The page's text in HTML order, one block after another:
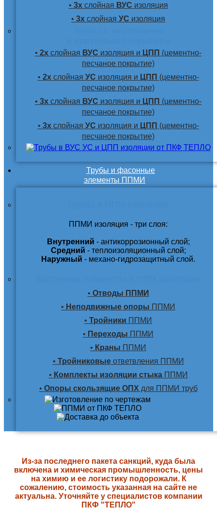
• 3хслойная ВУС изоляция
• 3х слойная УС изоляция
• 2х слойная ВУС изоляция и ЦПП (цементно-
песчаное покрытие)
• 2хслойная УС изоляция и ЦПП (цементно-
песчаное покрытие)
• 3х слойная ВУС изоляция и ЦПП (цементно-
песчаное покрытие)
• 3хслойная УС изоляция и ЦПП (цементно-
песчаное покрытие)
Трубы и фасонные
элементы ППМИ
ППМИ изоляция - три слоя:
Внутренний - антикоррозионный слой;
Средний - теплоизоляционный слой;
Наружный - механо-гидрозащитный слой.
• Отводы ППМИ
• Неподвижные опоры ППМИ
• Тройники ППМИ
• Переходы ППМИ
• Краны ППМИ
• Тройниковыеответвления ППМИ
• Комплекты изоляции стыкаППМИ
• Опоры скользящие ОПХ для ППМИ труб
Из-за последнего пакета санкций, куда была
включена и химическая промышленность, цены
на химию и ее логистику подорожали. К
сожалению, стоимость указанная на сайте не
актуальна. Уточняйте у специалистов компании
ПКФ "ТЕПЛО"